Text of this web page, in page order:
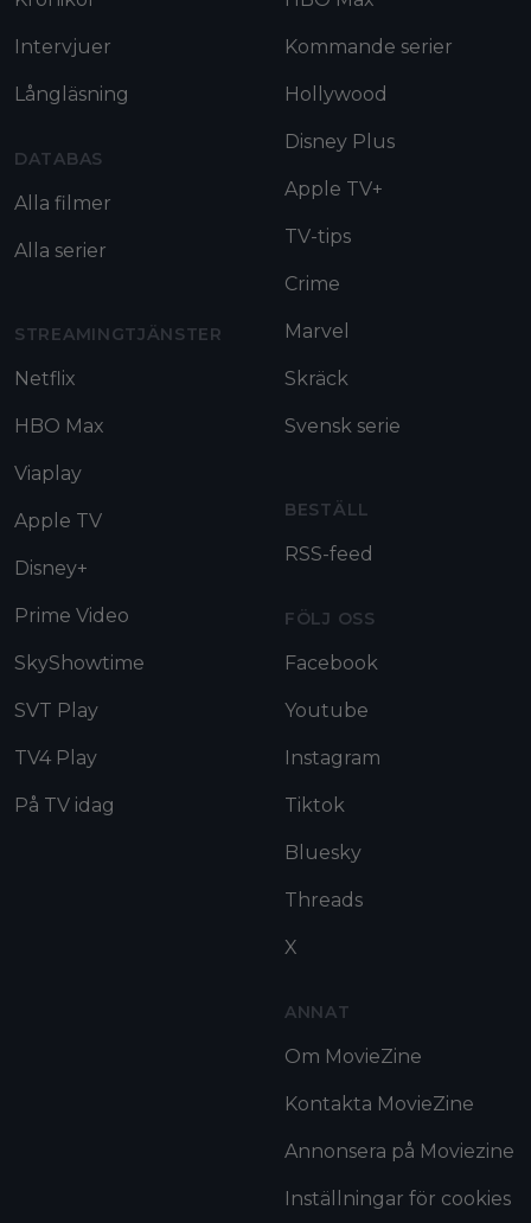
Intervjuer
Långläsning
DATABAS
Alla filmer
Alla serier
STREAMINGTJÄNSTER
Netflix
HBO Max
Viaplay
Apple TV
Disney+
Prime Video
SkyShowtime
SVT Play
TV4 Play
På TV idag
Kommande serier
Hollywood
Disney Plus
Apple TV+
TV-tips
Crime
Marvel
Skräck
Svensk serie
BESTÄLL
RSS-feed
FÖLJ OSS
Facebook
Youtube
Instagram
Tiktok
Bluesky
Threads
X
ANNAT
Om MovieZine
Kontakta MovieZine
Annonsera på Moviezine
Inställningar för cookies